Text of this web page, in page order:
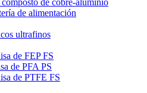
de cobre-aluminio
de alimentación
ultrafinos
de FEP FS
de PFA PS
de PTFE FS